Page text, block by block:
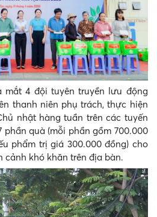
mắt 4 đội tuyên truyền lưu động
thanh niên phụ trách, thực hiện
nhật hàng tuần trên các tuyến
quà (mỗi phần gồm 700.000
phẩm trị giá 300.000 đồng) cho
khó khăn trên địa bàn.